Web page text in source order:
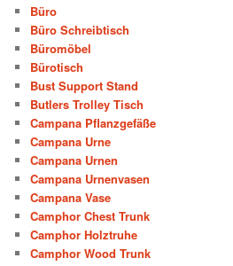
Büro
Büro Schreibtisch
Büromöbel
Bürotisch
Bust Support Stand
Butlers Trolley Tisch
Campana Pflanzgefäße
Campana Urne
Campana Urnen
Campana Urnenvasen
Campana Vase
Camphor Chest Trunk
Camphor Holztruhe
Camphor Wood Trunk